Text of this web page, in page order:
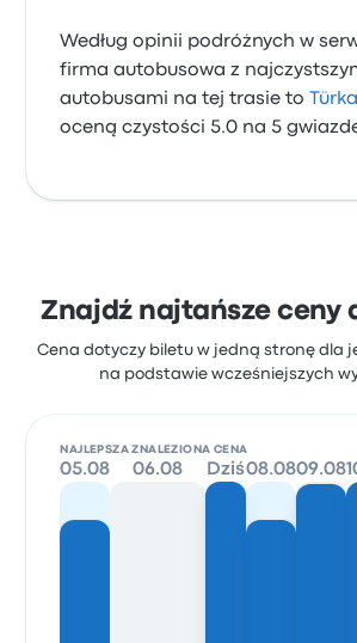
Według opinii podróżnych w
firma autobusowa z
autobusami na tej trasie to
oceną czystości 5.0 na 5
Znajdź najtańsze ceny
Cena dotyczy biletu w jedną stronę dla
na podstawie wcześniejszych
NAJLEPSZA ZNALEZIONA CENA
05.08 06.08 Dziś08.0809.08